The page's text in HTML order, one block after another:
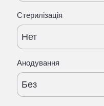
Стерилізація
Нет
Анодування
Без